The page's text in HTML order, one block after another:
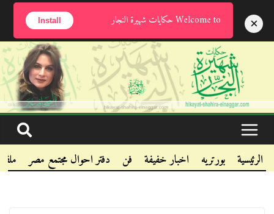
السبت, أغسطس 8, 2026
.
.
.
الرئيسية بورتريه اخبار خفيفة فن دفتر احوال مجتمع مصر
Welcome to حكايات شهيرة النجار Install ×